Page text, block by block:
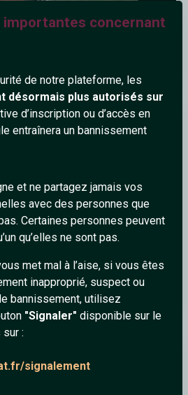
concernant
de notre plateforme, les
désormais plus autorisés sur
d’inscription ou d’accès en
entraînera un bannissement
et ne partagez jamais vos
avec des personnes que
Certaines personnes peuvent
qu’elles ne sont pas.
met mal à l’aise, si vous êtes
inapproprié, suspect ou
bannissement, utilisez
"Signaler" disponible sur le
:
signalement
soso9452